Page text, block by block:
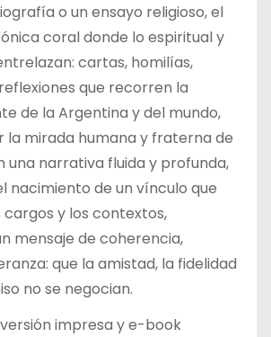
o un ensayo religioso, el
coral donde lo espiritual y
cartas, homilías,
que recorren la
de la Argentina y del mundo,
la mirada humana y fraterna de
una narrativa fluida y profunda,
nacimiento de un vínculo que
y los contextos,
mensaje de coherencia,
que la amistad, la fidelidad
no se negocian.
impresa y e-book